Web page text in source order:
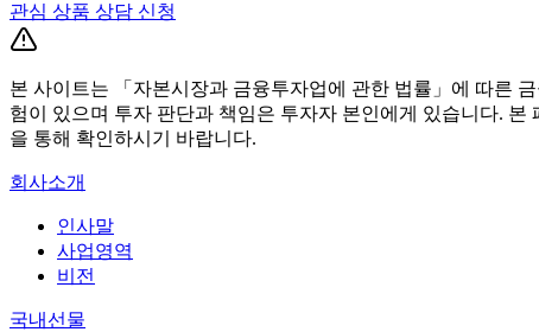
관심 상품 상담 신청
본 사이트는 「자본시장과 금융투자업에 관한 법률」에 따른
험이 있으며 투자 판단과 책임은 투자자 본인에게 있습니다.
을 통해 확인하시기 바랍니다.
회사소개
인사말
사업영역
비전
국내선물